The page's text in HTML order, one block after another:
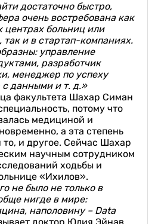
достаточно быстро,
очень востребована как
центрах больниц или
так и в стартап-компаниях.
управление
разработчик
менеджер по успеху
с данными и т. д.»
факультета Шахар Симан
потому что
медициной и
а эта степень
то, и другое. Сейчас Шахар
научным сотрудником
ходьбы и
«Ихилов».
не было не только в
нигде в мире:
наполовину – Data